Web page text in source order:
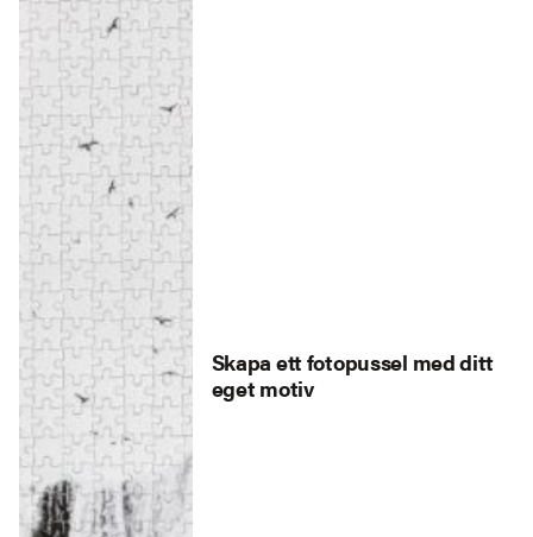
Skapa ett fotopussel med ditt
eget motiv